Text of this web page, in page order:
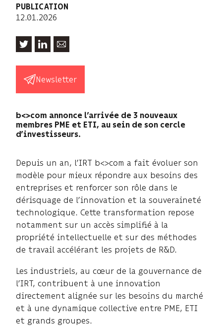
PUBLICATION
12.01.2026
Newsletter
b<>com annonce l’arrivée de 3 nouveaux
membres PME et ETI, au sein de son cercle
d’investisseurs.
Depuis un an, l’IRT b<>com a fait évoluer son
modèle pour mieux répondre aux besoins des
entreprises et renforcer son rôle dans le
dérisquage de l’innovation et la souveraineté
technologique. Cette transformation repose
notamment sur un accès simplifié à la
propriété intellectuelle et sur des méthodes
de travail accélérant les projets de R&D.
Les industriels, au cœur de la gouvernance de
l’IRT, contribuent à une innovation
directement alignée sur les besoins du marché
et à une dynamique collective entre PME, ETI
et grands groupes.